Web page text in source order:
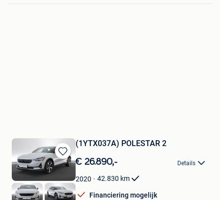
Bewaren
in
Favorieten
(1YTX037A) POLESTAR 2
€ 26.890,- Details
2020 42.830 km
Financiering mogelijk